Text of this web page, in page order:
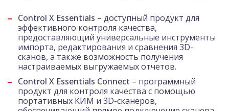
Control X Essentials – доступный продукт для
эффективного контроля качества,
предоставляющий универсальные инструменты
импорта, редактирования и сравнения 3D-
сканов, а также возможность получения
настраиваемых выгружаемых отчетов.
Control X Essentials Connect – программный
продукт для контроля качества с помощью
портативных КИМ и 3D-сканеров,